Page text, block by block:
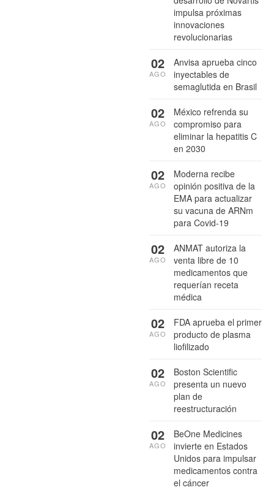
impulsa próximas
innovaciones
revolucionarias
Anvisa aprueba cinco
inyectables de
semaglutida en Brasil
02
AGO
México refrenda su
compromiso para
eliminar la hepatitis C
en 2030
02
AGO
Moderna recibe
opinión positiva de la
EMA para actualizar
su vacuna de ARNm
para Covid-19
02
AGO
ANMAT autoriza la
venta libre de 10
medicamentos que
requerían receta
médica
02
AGO
FDA aprueba el primer
producto de plasma
liofilizado
02
AGO
Boston Scientific
presenta un nuevo
plan de
reestructuración
02
AGO
BeOne Medicines
invierte en Estados
Unidos para impulsar
medicamentos contra
el cáncer
02
AGO